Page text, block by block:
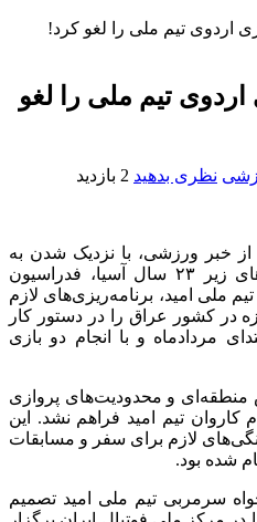
اردوی تیم ملی را لغو کرد!
تیم ملی را لغو
نظری بدهید 2 بازدید
از خبر ورزشی، با نزدیک شدن به
رقابت‌های مقدماتی جام ملت‌های زیر ۲۳ سال آسیا، فدراسیون
ملی امید، برنامه‌ریزی‌های لازم
یک اردوی ۱۰ روزه در کشور عراق را در دستور کار
مردادماه و با انجام دو بازی
منطقه‌ای و محدودیت‌های پروازی
کاروان تیم امید فراهم نشد. این
لازم برای سفر و مسابقات
شده بود.
سرمربی تیم ملی امید تصمیم